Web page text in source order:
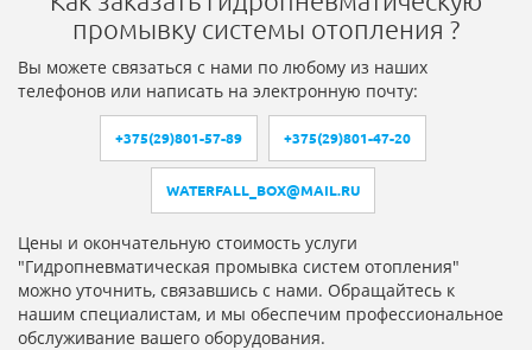
промывку системы отопления ?
Вы можете связаться с нами по любому из наших
телефонов или написать на электронную почту:
+375(29)801-57-89 +375(29)801-47-20
WATERFALL_BOX@MAIL.RU
Цены и окончательную стоимость услуги
"Гидропневматическая промывка систем отопления"
можно уточнить, связавшись с нами. Обращайтесь к
нашим специалистам, и мы обеспечим профессиональное
обслуживание вашего оборудования.